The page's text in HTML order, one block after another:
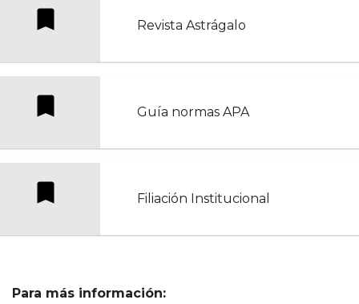
Revista Astrágalo
Guía normas APA
Filiación Institucional
Para más información: